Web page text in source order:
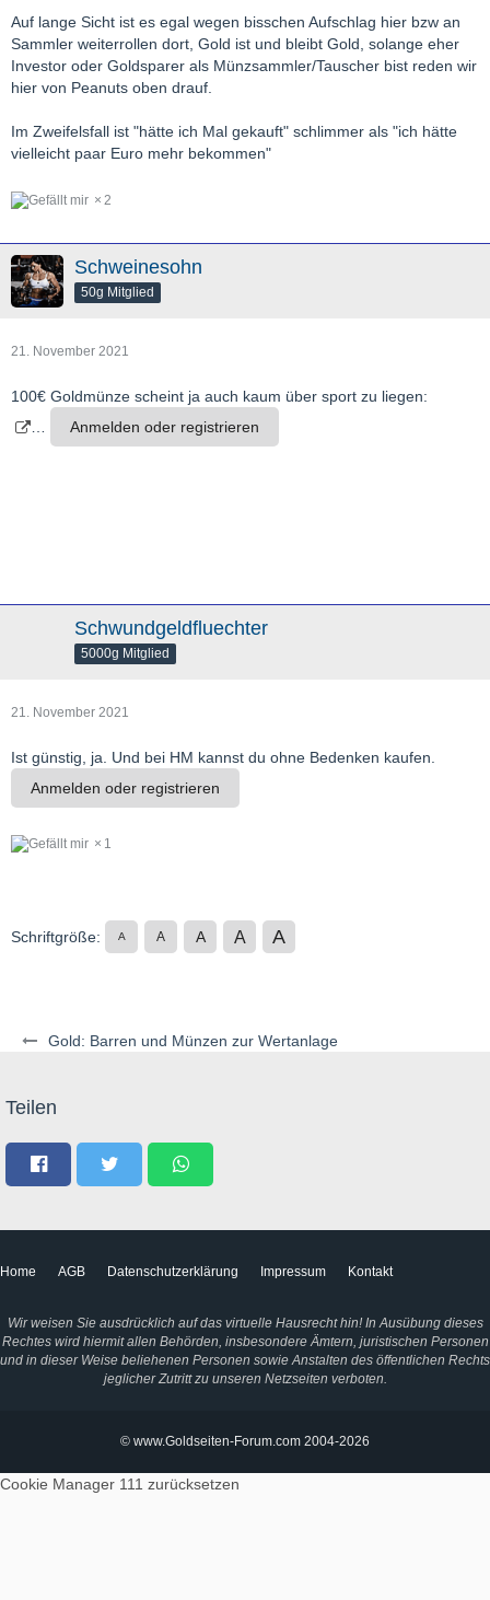
Gold: Barren und Münzen zur Wertanlage
Auf lange Sicht ist es egal wegen bisschen Aufschlag hier bzw an
Sammler weiterrollen dort, Gold ist und bleibt Gold, solange eher
Investor oder Goldsparer als Münzsammler/Tauscher bist reden wir
hier von Peanuts oben drauf.
Im Zweifelsfall ist "hätte ich Mal gekauft" schlimmer als "ich hätte
vielleicht paar Euro mehr bekommen"
2
Schweinesohn
50g Mitglied
21. November 2021
100€ Goldmünze scheint ja auch kaum über sport zu liegen:
Anmelden oder registrieren
Schwundgeldfluechter
5000g Mitglied
21. November 2021
Ist günstig, ja. Und bei HM kannst du ohne Bedenken kaufen.
Anmelden oder registrieren
1
Schriftgröße: A A A A A
Teilen
Home AGB Datenschutzerklärung Impressum Kontakt
Wir weisen Sie ausdrücklich auf das virtuelle Hausrecht hin! In Ausübung dieses
Rechtes wird hiermit allen Behörden, insbesondere Ämtern, juristischen Personen
und in dieser Weise beliehenen Personen sowie Anstalten des öffentlichen Rechts
jeglicher Zutritt zu unseren Netzseiten verboten.
© www.Goldseiten-Forum.com 2004-2026
Cookie Manager 111 zurücksetzen